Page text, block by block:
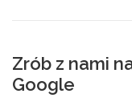
Zrób z nami
Google